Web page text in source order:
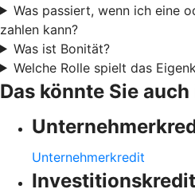
Was passiert, wenn ich eine
zahlen kann?
Was ist Bonität?
Welche Rolle spielt das
Das könnte Sie
Unternehmerkredit
Investitionskredit